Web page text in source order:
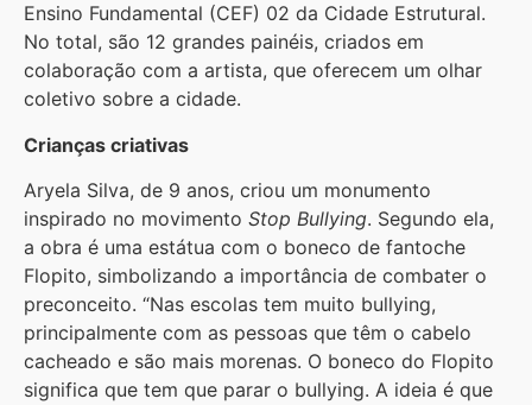
Ensino Fundamental (CEF) 02 da Cidade Estrutural.
No total, são 12 grandes painéis, criados em
colaboração com a artista, que oferecem um olhar
coletivo sobre a cidade.
Crianças criativas
Aryela Silva, de 9 anos, criou um monumento
inspirado no movimento Stop Bullying. Segundo ela,
a obra é uma estátua com o boneco de fantoche
Flopito, simbolizando a importância de combater o
preconceito. “Nas escolas tem muito bullying,
principalmente com as pessoas que têm o cabelo
cacheado e são mais morenas. O boneco do Flopito
significa que tem que parar o bullying. A ideia é que